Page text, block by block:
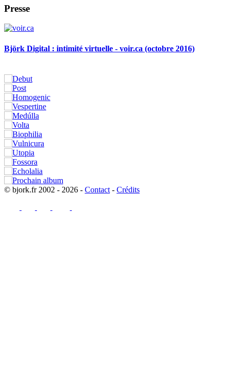
Presse
Björk Digital : intimité virtuelle - voir.ca (octobre 2016)
© bjork.fr 2002 - 2026 - Contact - Crédits